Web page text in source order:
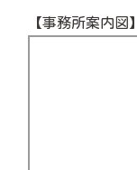
【事務所案内図】